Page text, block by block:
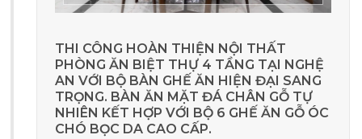
THI CÔNG HOÀN THIỆN NỘI THẤT
PHÒNG ĂN BIỆT THỰ 4 TẦNG TẠI NGHỆ
AN VỚI BỘ BÀN GHẾ ĂN HIỆN ĐẠI SANG
TRỌNG. BÀN ĂN MẶT ĐÁ CHÂN GỖ TỰ
NHIÊN KẾT HỢP VỚI BỘ 6 GHẾ ĂN GỖ ÓC
CHÓ BỌC DA CAO CẤP.